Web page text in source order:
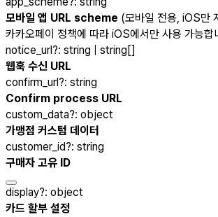
모바일 앱 URL scheme (모바일 전용, iOS만
카카오페이 정책에 따라 iOS에서만 사용 가능합
notice_url?: string | string[]
웹훅 수신 URL
confirm_url?: string
Confirm process URL
custom_data?: object
가맹점 커스텀 데이터
customer_id?: string
구매자 고유 ID
display?: object
카드 할부 설정